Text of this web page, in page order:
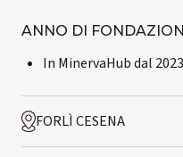
ANNO DI
In MinervaHub dal 2023
FORLÌ CESENA